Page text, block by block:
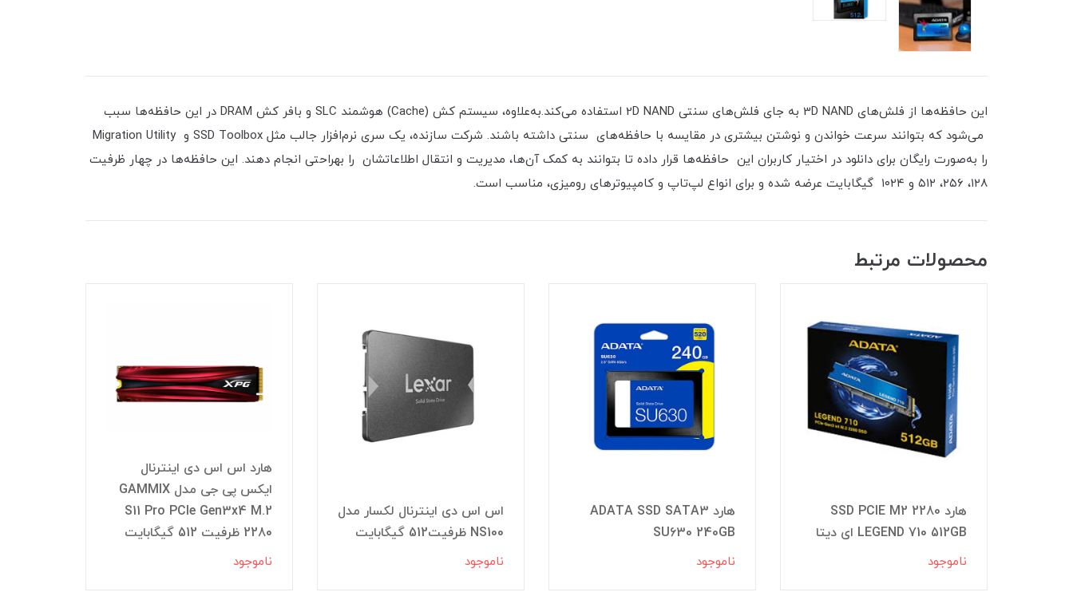
این حافظه‌ها از فلش‌های 3D NAND به جای فلش‌های سنتی 2D NAND استفاده می‌کند.به‌علاوه، سیستم کش (Cache) هوشمند SLC و بافر کش DRAM در این حافظه‌ها سبب
می‌شود که بتوانند سرعت خواندن و نوشتن بیشتری در مقایسه با حافظه‌های سنتی داشته باشند. شرکت سازنده، یک سری نرم‌افزار جالب مثل SSD Toolbox و Migration Utility
را به‌صورت رایگان برای دانلود در اختیار کاربران این حافظه‌ها قرار داده تا بتوانند به کمک آن‌ها، مدیریت و انتقال اطلاعاتشان را بهراحتی انجام دهند. این حافظه‌ها در چهار ظرفیت
۱۲۸، ۲۵۶، ۵۱۲ و ۱۰۲۴ گیگابایت عرضه شده و برای انواع لپ‌تاپ و کامپیوترهای رومیزی، مناسب است.
محصولات مرتبط
هارد SSD PCIE M2 2280
LEGEND 710 512GB ای دیتا
ناموجود
هارد ADATA SSD SATA3
SU630 240GB
ناموجود
اس اس دی اینترنال لکسار مدل
NS100 ظرفیت512 گیگابایت
ناموجود
هارد اس اس دی اینترنال
ایکس پی جی مدل GAMMIX
S11 Pro PCIe Gen3x4 M.2
2280 ظرفیت 512 گیگابایت
ناموجود